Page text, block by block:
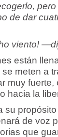
de dar
viento!
están
meten a
muy
hacia la
su
de voz
que